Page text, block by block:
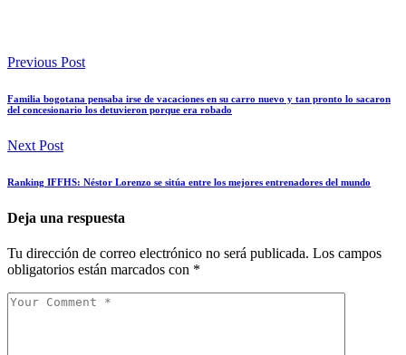
Previous Post
Familia bogotana pensaba irse de vacaciones en su carro nuevo y tan pronto lo sacaron
del concesionario los detuvieron porque era robado
Next Post
Ranking IFFHS: Néstor Lorenzo se sitúa entre los mejores entrenadores del mundo
Deja una respuesta
Tu dirección de correo electrónico no será publicada. Los campos
obligatorios están marcados con *